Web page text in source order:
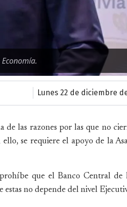
lunes 22 de diciembre
las razones por las que no
se requiere el apoyo de la
que el Banco Central de
estas no depende del nivel